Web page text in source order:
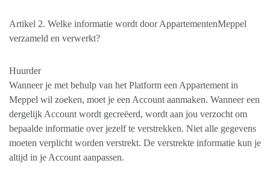
Artikel 2. Welke informatie wordt door AppartementenMeppel
verzameld en verwerkt?
Huurder
Wanneer je met behulp van het Platform een Appartement in
Meppel wil zoeken, moet je een Account aanmaken. Wanneer een
dergelijk Account wordt gecreëerd, wordt aan jou verzocht om
bepaalde informatie over jezelf te verstrekken. Niet alle gegevens
moeten verplicht worden verstrekt. De verstrekte informatie kun je
altijd in je Account aanpassen.